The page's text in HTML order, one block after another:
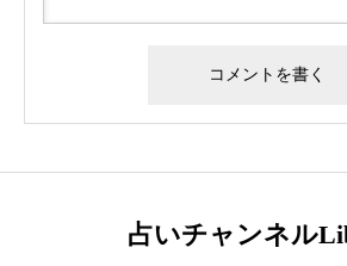
占いチャンネル